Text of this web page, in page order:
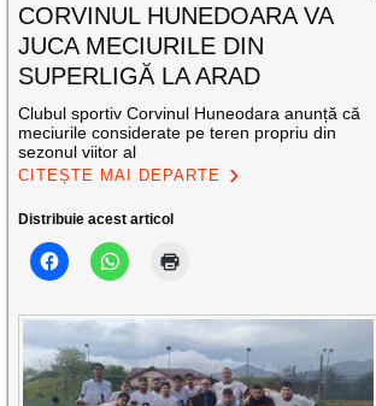
CORVINUL HUNEDOARA VA
JUCA MECIURILE DIN
SUPERLIGĂ LA ARAD
Clubul sportiv Corvinul Huneodara anunță că
meciurile considerate pe teren propriu din
sezonul viitor al
CITEȘTE MAI DEPARTE
Distribuie acest articol